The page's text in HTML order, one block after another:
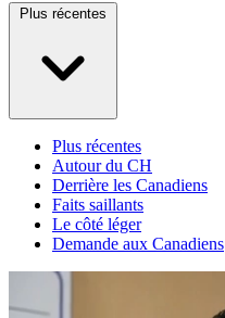
Plus récentes
Plus récentes
Autour du CH
Derrière les Canadiens
Faits saillants
Le côté léger
Demande aux Canadiens